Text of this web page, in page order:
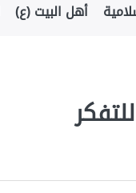
أهل البيت (ع)